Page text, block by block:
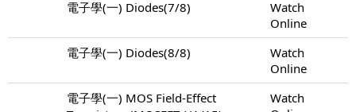
電子學(一) Diodes(7/8)
Watch
Online
電子學(一) Diodes(8/8)
Watch
Online
電子學(一) MOS Field-Effect
Watch